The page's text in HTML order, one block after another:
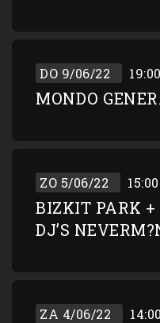
DO 9/06/22 19:00
MONDO
ZO 5/06/22 15:00
BIZKIT PARK +
DJ’S
ZA 4/06/22 14:00